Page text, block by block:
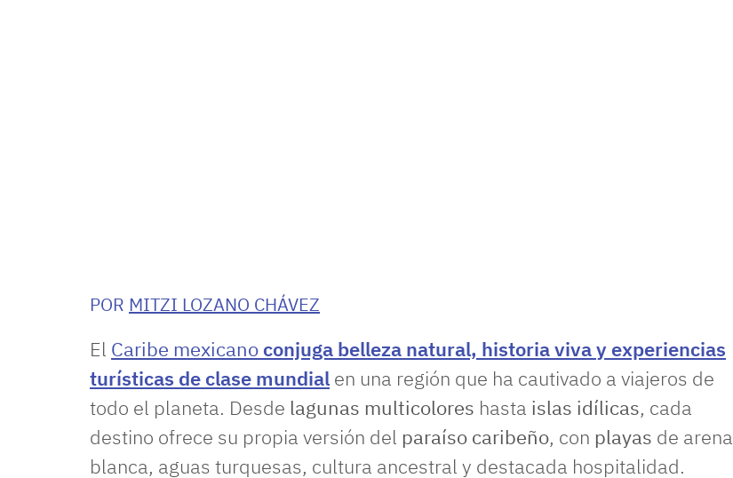
POR MITZI LOZANO CHÁVEZ
El Caribe mexicano conjuga belleza natural, historia viva y experiencias
turísticas de clase mundial en una región que ha cautivado a viajeros de
todo el planeta. Desde lagunas multicolores hasta islas idílicas, cada
destino ofrece su propia versión del paraíso caribeño, con playas de arena
blanca, aguas turquesas, cultura ancestral y destacada hospitalidad.